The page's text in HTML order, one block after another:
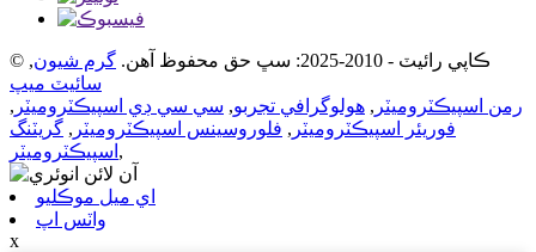
© ڪاپي رائيٽ - 2010-2025: سڀ حق محفوظ آهن. گرم شيون,
سائيٽ ميپ
رمن اسپيڪٽروميٽر , هولوگرافي تجربو, سي سي ڊي اسپيڪٽروميٽر ,
فوريئر اسپيڪٽروميٽر , فلوروسينس اسپيڪٽروميٽر , گريٽنگ
اسپيڪٽروميٽر ,
اي ميل موڪليو
واٽس اپ
x